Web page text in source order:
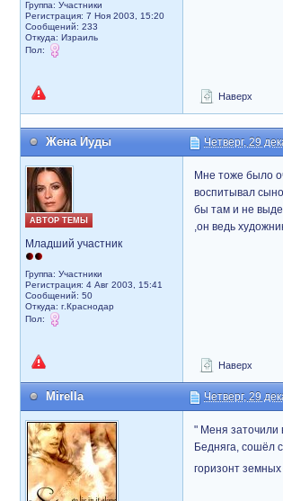
Группа: Участники
Регистрация: 7 Ноя 2003, 15:20
Сообщений: 233
Откуда: Израиль
Пол:
Наверх
Жена Иуды Четверг, 29
АВТОР ТЕМЫ
Младший участник
Группа: Участники
Регистрация: 4 Авг 2003, 15:41
Сообщений: 50
Откуда: г.Краснодар
Пол:
Мне тоже было
воспитывал
бы там и не
,он ведь
Наверх
Mirella Четверг, 29
" Меня
Бедняга, сошёл
горизонт земных